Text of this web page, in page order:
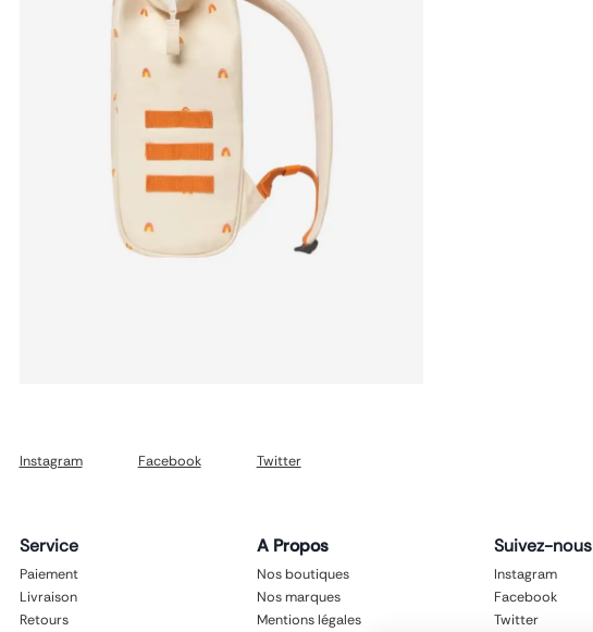
Instagram Facebook Twitter
Service
Paiement
Livraison
Retours
A Propos
Nos boutiques
Nos marques
Mentions légales
Suivez-nous
Instagram
Facebook
Twitter